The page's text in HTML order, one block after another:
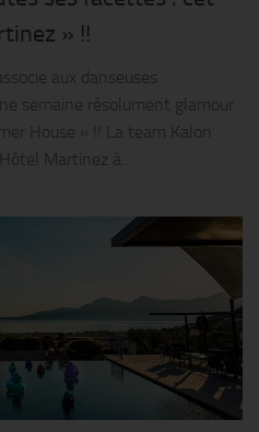
» !!
aux danseuses
semaine résolument glamour
House » !! La team Kalon
Martinez à...